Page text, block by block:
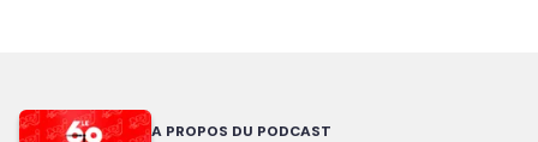
A PROPOS DU PODCAST